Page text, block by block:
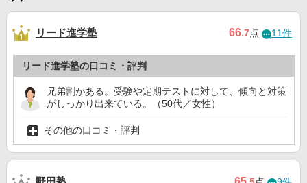
リード進学塾 66.7点 11件
リード進学塾の口コミ・評判
兄弟割がある。受験や定期テストに対して、傾向と対策
がしっかり出来ている。（50代／女性）
その他の口コミ・評判